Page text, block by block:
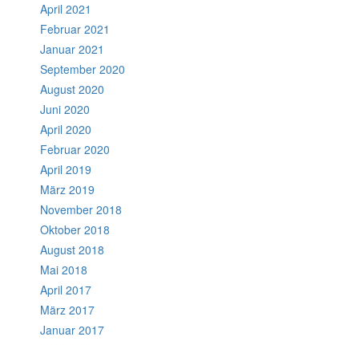
April 2021
Februar 2021
Januar 2021
September 2020
August 2020
Juni 2020
April 2020
Februar 2020
April 2019
März 2019
November 2018
Oktober 2018
August 2018
Mai 2018
April 2017
März 2017
Januar 2017